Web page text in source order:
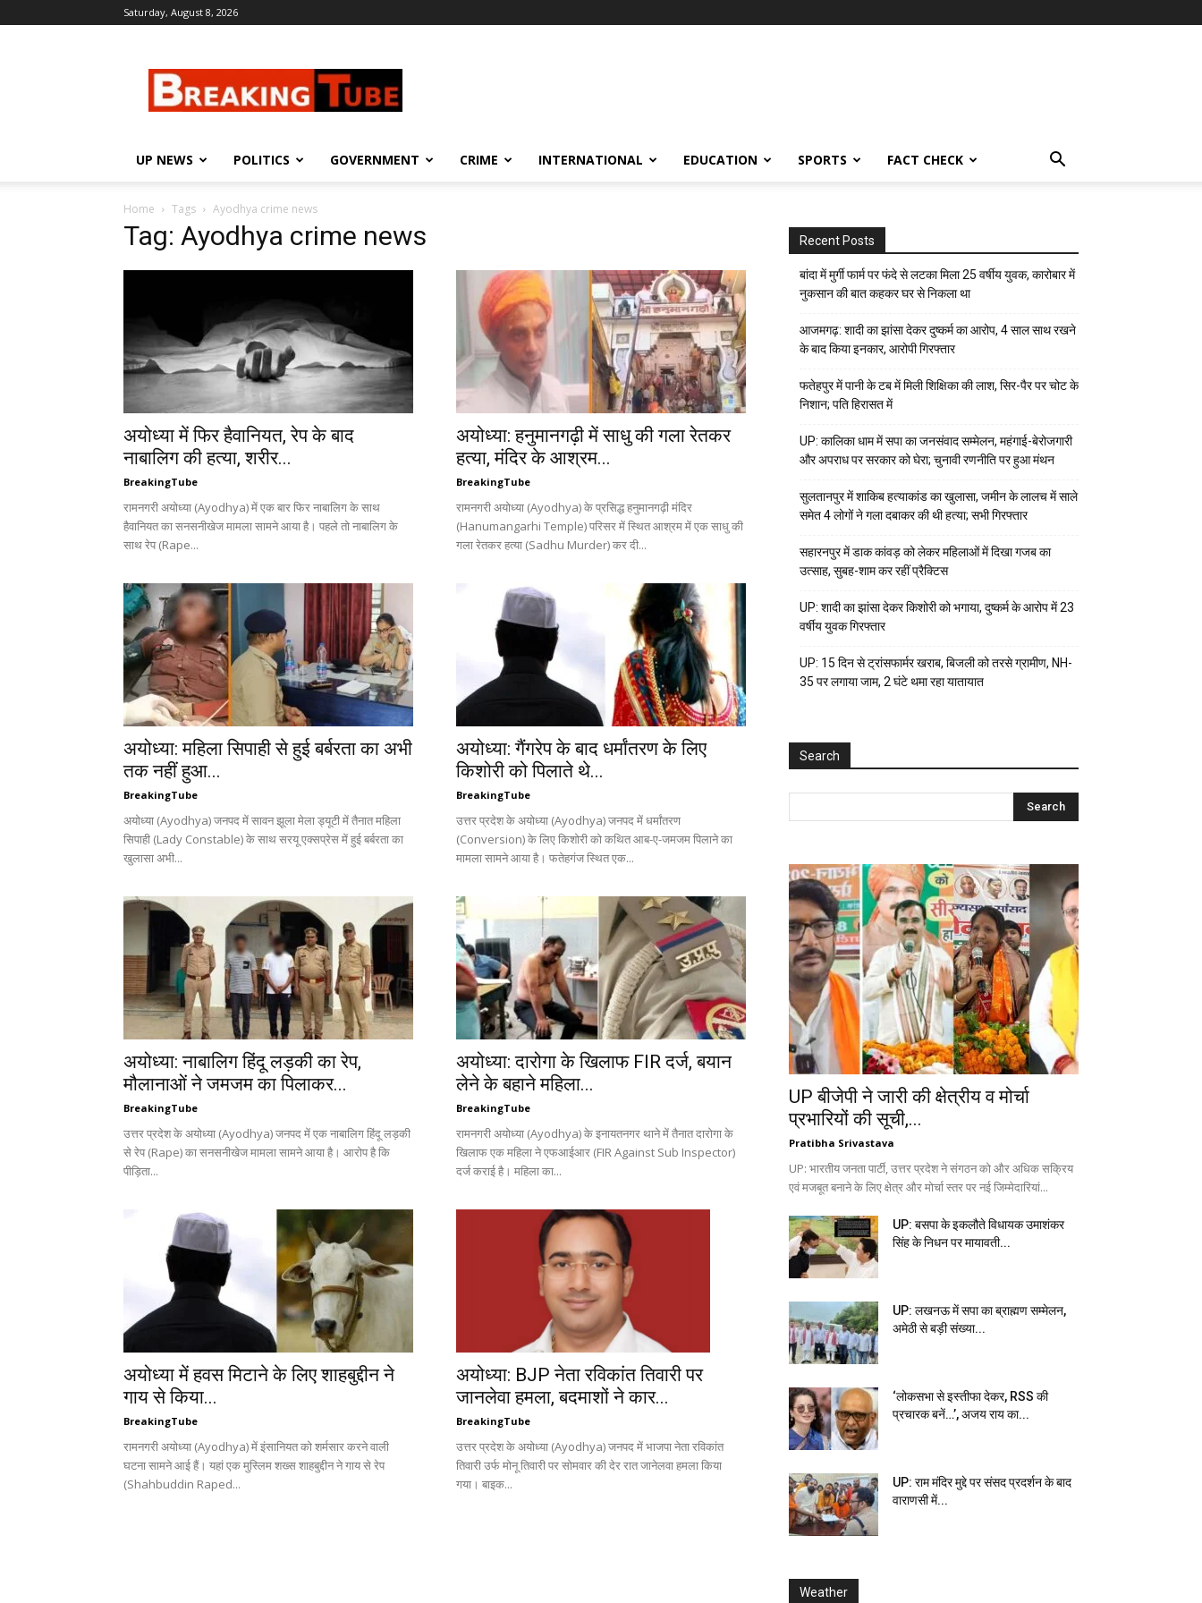
Saturday, August 8, 2026
UP NEWS POLITICS GOVERNMENT CRIME INTERNATIONAL EDUCATION SPORTS FACT CHECK
Home Tags Ayodhya crime news
Tag: Ayodhya crime news
अयोध्या में फिर हैवानियत, रेप के बाद
नाबालिग की हत्या, शरीर...
BreakingTube
रामनगरी अयोध्या (Ayodhya) में एक बार फिर नाबालिग के साथ
हैवानियत का सनसनीखेज मामला सामने आया है। पहले तो नाबालिग के
साथ रेप (Rape...
अयोध्या: हनुमानगढ़ी में साधु की गला रेतकर
हत्या, मंदिर के आश्रम...
BreakingTube
रामनगरी अयोध्या (Ayodhya) के प्रसिद्ध हनुमानगढ़ी मंदिर
(Hanumangarhi Temple) परिसर में स्थित आश्रम में एक साधु की
गला रेतकर हत्या (Sadhu Murder) कर दी...
अयोध्या: महिला सिपाही से हुई बर्बरता का अभी
तक नहीं हुआ...
BreakingTube
अयोध्या (Ayodhya) जनपद में सावन झूला मेला ड्यूटी में तैनात महिला
सिपाही (Lady Constable) के साथ सरयू एक्सप्रेस में हुई बर्बरता का
खुलासा अभी...
अयोध्या: गैंगरेप के बाद धर्मांतरण के लिए
किशोरी को पिलाते थे...
BreakingTube
उत्तर प्रदेश के अयोध्या (Ayodhya) जनपद में धर्मांतरण
(Conversion) के लिए किशोरी को कथित आब-ए-जमजम पिलाने का
मामला सामने आया है। फतेहगंज स्थित एक...
अयोध्या: नाबालिग हिंदू लड़की का रेप,
मौलानाओं ने जमजम का पिलाकर...
BreakingTube
उत्तर प्रदेश के अयोध्या (Ayodhya) जनपद में एक नाबालिग हिंदू लड़की
से रेप (Rape) का सनसनीखेज मामला सामने आया है। आरोप है कि
पीड़िता...
अयोध्या: दारोगा के खिलाफ FIR दर्ज, बयान
लेने के बहाने महिला...
BreakingTube
रामनगरी अयोध्या (Ayodhya) के इनायतनगर थाने में तैनात दारोगा के
खिलाफ एक महिला ने एफआईआर (FIR Against Sub Inspector)
दर्ज कराई है। महिला का...
अयोध्या में हवस मिटाने के लिए शाहबुद्दीन ने
गाय से किया...
BreakingTube
रामनगरी अयोध्या (Ayodhya) में इंसानियत को शर्मसार करने वाली
घटना सामने आई हैं। यहां एक मुस्लिम शख्स शाहबुद्दीन ने गाय से रेप
(Shahbuddin Raped...
अयोध्या: BJP नेता रविकांत तिवारी पर
जानलेवा हमला, बदमाशों ने कार...
BreakingTube
उत्तर प्रदेश के अयोध्या (Ayodhya) जनपद में भाजपा नेता रविकांत
तिवारी उर्फ मोनू तिवारी पर सोमवार की देर रात जानेलवा हमला किया
गया। बाइक...
Recent Posts
बांदा में मुर्गी फार्म पर फंदे से लटका मिला 25 वर्षीय युवक, कारोबार में
नुकसान की बात कहकर घर से निकला था
आजमगढ़: शादी का झांसा देकर दुष्कर्म का आरोप, 4 साल साथ रखने
के बाद किया इनकार, आरोपी गिरफ्तार
फतेहपुर में पानी के टब में मिली शिक्षिका की लाश, सिर-पैर पर चोट के
निशान; पति हिरासत में
UP: कालिका धाम में सपा का जनसंवाद सम्मेलन, महंगाई-बेरोजगारी
और अपराध पर सरकार को घेरा; चुनावी रणनीति पर हुआ मंथन
सुलतानपुर में शाकिब हत्याकांड का खुलासा, जमीन के लालच में साले
समेत 4 लोगों ने गला दबाकर की थी हत्या; सभी गिरफ्तार
सहारनपुर में डाक कांवड़ को लेकर महिलाओं में दिखा गजब का
उत्साह, सुबह-शाम कर रहीं प्रैक्टिस
UP: शादी का झांसा देकर किशोरी को भगाया, दुष्कर्म के आरोप में 23
वर्षीय युवक गिरफ्तार
UP: 15 दिन से ट्रांसफार्मर खराब, बिजली को तरसे ग्रामीण, NH-
35 पर लगाया जाम, 2 घंटे थमा रहा यातायात
Search
UP बीजेपी ने जारी की क्षेत्रीय व मोर्चा
प्रभारियों की सूची,...
Pratibha Srivastava
UP: भारतीय जनता पार्टी, उत्तर प्रदेश ने संगठन को और अधिक सक्रिय
एवं मजबूत बनाने के लिए क्षेत्र और मोर्चा स्तर पर नई जिम्मेदारियां...
UP: बसपा के इकलौते विधायक उमाशंकर
सिंह के निधन पर मायावती...
UP: लखनऊ में सपा का ब्राह्मण सम्मेलन,
अमेठी से बड़ी संख्या...
‘लोकसभा से इस्तीफा देकर, RSS की
प्रचारक बनें…’, अजय राय का...
UP: राम मंदिर मुद्दे पर संसद प्रदर्शन के बाद
वाराणसी में...
Weather